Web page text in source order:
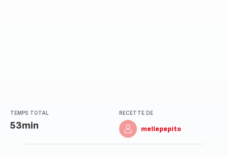
TEMPS TOTAL
53min
RECETTE DE
mellepepito